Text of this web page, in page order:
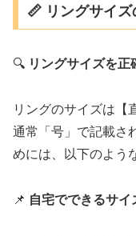
📏 リングサイ
🔍 リングサイズを正
リングのサイズは【
通常「号」で記載さ
めには、以下のよう
📌 自宅でできるサイ